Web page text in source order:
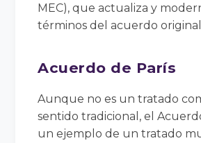
MEC), que actualiza y
términos del acuerdo
Acuerdo de París
Aunque no es un tratado
sentido tradicional, el
un ejemplo de un tratado